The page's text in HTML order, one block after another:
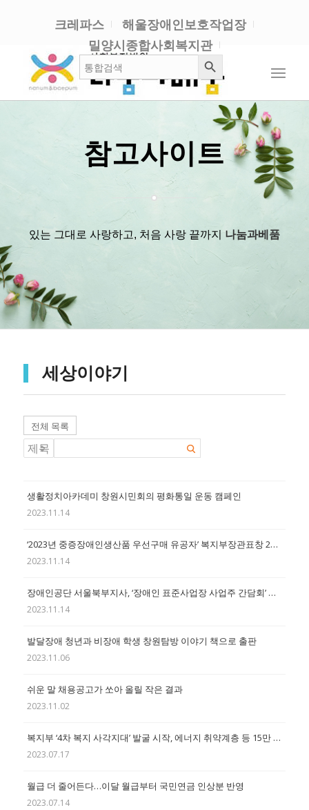
크레파스
해울장애인보호작업장
밀양시종합사회복지관
검 검색 버튼
참고사이트
있는 그대로 사랑하고, 처음 사랑 끝까지 나눔과베품
세상이야기
전체 목록
생활정치아카데미 창원시민회의 평화통일 운동 캠페인
2023.11.14
‘2023년 중증장애인생산품 우선구매 유공자’ 복지부장관표창 21점 수여
2023.11.14
장애인공단 서울북부지사, ‘장애인 표준사업장 사업주 간담회’ 성료
2023.11.14
발달장애 청년과 비장애 학생 창원탐방 이야기 책으로 출판
2023.11.06
쉬운 말 채용공고가 쏘아 올릴 작은 결과
2023.11.02
복지부 ‘4차 복지 사각지대’ 발굴 시작, 에너지 취약계층 등 15만 명 대상
2023.07.17
월급 더 줄어든다…이달 월급부터 국민연금 인상분 반영
2023.07.14